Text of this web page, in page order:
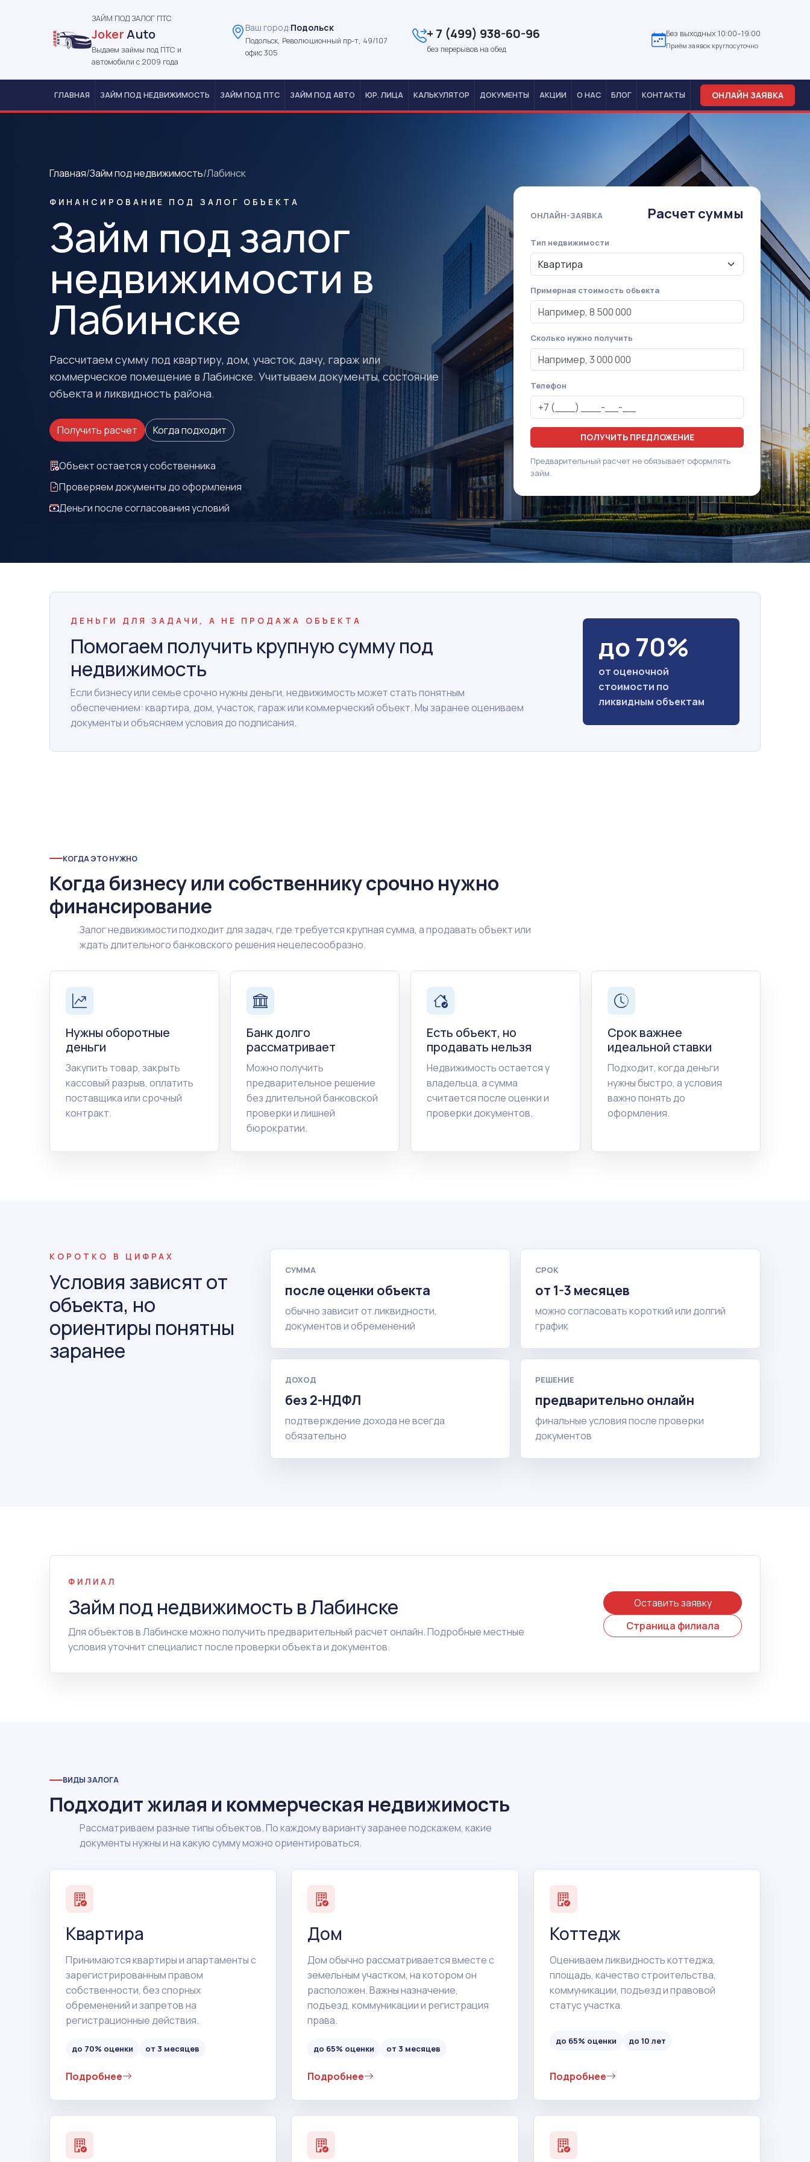
ЗАЙМ ПОД ЗАЛОГ ПТС
JokerAuto
Выдаем займы под ПТС и
автомобили с 2009 года
Ваш город:Подольск
Подольск, Революционный пр-т, 49/107
офис 305
+ 7 (499) 938-60-96
без перерывов на обед
Без выходных 10:00–19:00
Приём заявок круглосуточно
ГЛАВНАЯ ЗАЙМ ПОД НЕДВИЖИМОСТЬ ЗАЙМ ПОД ПТС ЗАЙМ ПОД АВТО ЮР. ЛИЦА КАЛЬКУЛЯТОР ДОКУМЕНТЫ АКЦИИ О НАС БЛОГ КОНТАКТЫ ОНЛАЙН ЗАЯВКА
Главная/Займ под недвижимость/Лабинск
ФИНАНСИРОВАНИЕ ПОД ЗАЛОГ ОБЪЕКТА
Займ под залог
недвижимости в
Лабинске
Рассчитаем сумму под квартиру, дом, участок, дачу, гараж или
коммерческое помещение в Лабинске. Учитываем документы, состояние
объекта и ликвидность района.
Получить расчет Когда подходит
Объект остается у собственника
Проверяем документы до оформления
Деньги после согласования условий
ОНЛАЙН-ЗАЯВКА Расчет суммы
Тип недвижимости
Примерная стоимость объекта
Сколько нужно получить
Телефон
ПОЛУЧИТЬ ПРЕДЛОЖЕНИЕ
Предварительный расчет не обязывает оформлять
займ.
ДЕНЬГИ ДЛЯ ЗАДАЧИ, А НЕ ПРОДАЖА ОБЪЕКТА
Помогаем получить крупную сумму под
недвижимость
Если бизнесу или семье срочно нужны деньги, недвижимость может стать понятным
обеспечением: квартира, дом, участок, гараж или коммерческий объект. Мы заранее оцениваем
документы и объясняем условия до подписания.
до 70%
от оценочной
стоимости по
ликвидным объектам
КОГДА ЭТО НУЖНО
Когда бизнесу или собственнику срочно нужно
финансирование
Залог недвижимости подходит для задач, где требуется крупная сумма, а продавать объект или
ждать длительного банковского решения нецелесообразно.
Нужны оборотные
деньги
Закупить товар, закрыть
кассовый разрыв, оплатить
поставщика или срочный
контракт.
Банк долго
рассматривает
Можно получить
предварительное решение
без длительной банковской
проверки и лишней
бюрократии.
Есть объект, но
продавать нельзя
Недвижимость остается у
владельца, а сумма
считается после оценки и
проверки документов.
Срок важнее
идеальной ставки
Подходит, когда деньги
нужны быстро, а условия
важно понять до
оформления.
КОРОТКО В ЦИФРАХ
Условия зависят от
объекта, но
ориентиры понятны
заранее
СУММА
после оценки объекта
обычно зависит от ликвидности,
документов и обременений
СРОК
от 1-3 месяцев
можно согласовать короткий или долгий
график
ДОХОД
без 2-НДФЛ
подтверждение дохода не всегда
обязательно
РЕШЕНИЕ
предварительно онлайн
финальные условия после проверки
документов
ФИЛИАЛ
Займ под недвижимость в Лабинске
Для объектов в Лабинске можно получить предварительный расчет онлайн. Подробные местные
условия уточнит специалист после проверки объекта и документов.
Оставить заявку
Страница филиала
ВИДЫ ЗАЛОГА
Подходит жилая и коммерческая недвижимость
Рассматриваем разные типы объектов. По каждому варианту заранее подскажем, какие
документы нужны и на какую сумму можно ориентироваться.
Квартира
Принимаются квартиры и апартаменты с
зарегистрированным правом
собственности, без спорных
обременений и запретов на
регистрационные действия.
до 70% оценки от 3 месяцев
Подробнее
Дом
Дом обычно рассматривается вместе с
земельным участком, на котором он
расположен. Важны назначение,
подъезд, коммуникации и регистрация
права.
до 65% оценки от 3 месяцев
Подробнее
Коттедж
Оцениваем ликвидность коттеджа,
площадь, качество строительства,
коммуникации, подъезд и правовой
статус участка.
до 65% оценки до 10 лет
Подробнее